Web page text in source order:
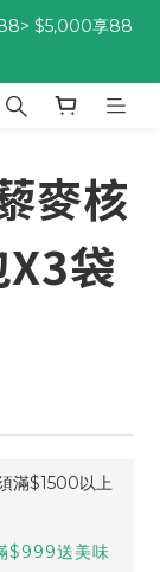
$5,000享88
$5,000享88
立即了解活動>>
$5,000享88
麥核
袋
滿$1500以上
$999送美味